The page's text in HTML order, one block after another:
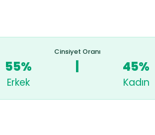
Cinsiyet Oranı
55%
Erkek
45%
Kadın